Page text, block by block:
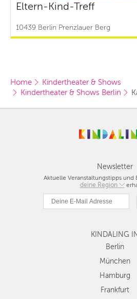
Eltern-Kind-Treff
10439 Berlin Prenzlauer Berg
Home
Kindertheater & Shows
Kindertheater & Shows Berlin
Newsletter
Aktuelle Veranstaltungstipps
deine Region
Berlin
Hamburg
Köln
Düsseldorf
Stuttgart
Essen
KINDALING IN
Berlin
München
Hamburg
Frankfurt